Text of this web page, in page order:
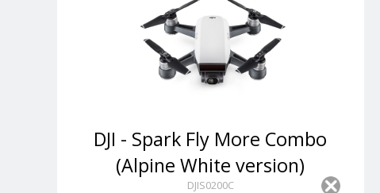
DJI - Spark Fly More Combo
(Alpine White version)
DJIS0200C